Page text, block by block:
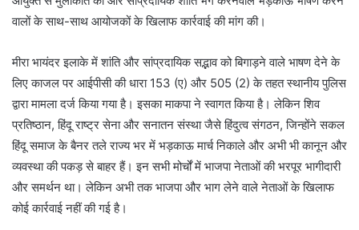
वालों के साथ-साथ आयोजकों के खिलाफ कार्रवाई की मांग की।
मीरा भायंदर इलाके में शांति और सांप्रदायिक सद्भाव को बिगाड़ने वाले भाषण देने के
लिए काजल पर आईपीसी की धारा 153 (ए) और 505 (2) के तहत स्थानीय पुलिस
द्वारा मामला दर्ज किया गया है। इसका माकपा ने स्वागत किया है। लेकिन शिव
प्रतिष्ठान, हिंदू राष्ट्र सेना और सनातन संस्था जैसे हिंदुत्व संगठन, जिन्होंने सकल
हिंदू समाज के बैनर तले राज्य भर में भड़काऊ मार्च निकाले और अभी भी कानून और
व्यवस्था की पकड़ से बाहर हैं। इन सभी मोर्चों में भाजपा नेताओं की भरपूर भागीदारी
और समर्थन था। लेकिन अभी तक भाजपा और भाग लेने वाले नेताओं के खिलाफ
कोई कार्रवाई नहीं की गई है।